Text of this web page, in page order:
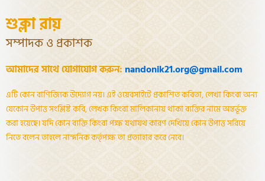
শুক্লা রায়
সম্পাদক ও প্রকাশক
আমাদের সাথে যোগাযোগ করুন: nandonik21.org@gmail.com
এটি কোন বাণিজ্যিক উদ্যোগ নয়। এই ওয়েবসাইটে প্রকাশিত কবিতা, লেখা কিংবা অন্য
যেকোন উপাত্ত সংশ্লিষ্ট কবি, লেখক কিংবা মালিকানায় থাকা ব্যক্তির নামে অন্তর্ভূক্ত
করা হয়েছে। যদি কোন ব্যক্তি কিংবা পক্ষ যথাযথ কারণ দেখিয়ে কোন উপাত্ত সরিয়ে
নিতে বলেন তাহলে নান্দনিক কর্তৃপক্ষ তা প্রত্যাহার করে নেবে।